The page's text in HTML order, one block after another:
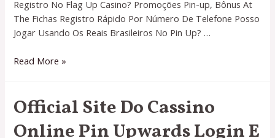
Registro No Flag Up Casino? Promoções Pin-up, Bônus At
The Fichas Registro Rápido Por Número De Telefone Posso
Jogar Usando Os Reais Brasileiros No Pin Up? …
Official
Cassino
Online
Pin
Read More »
Official Site Do Cassino
Online Pin Upwards Login E